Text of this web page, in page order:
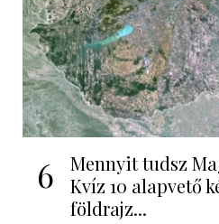
6
Mennyit tudsz
Kvíz 10 alapvető
földrajz...